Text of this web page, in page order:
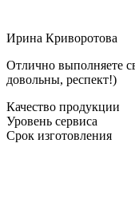
Ирина Криворотова
Отлично выполняете
довольны, респект!)
Качество продукции
Уровень сервиса
Срок изготовления